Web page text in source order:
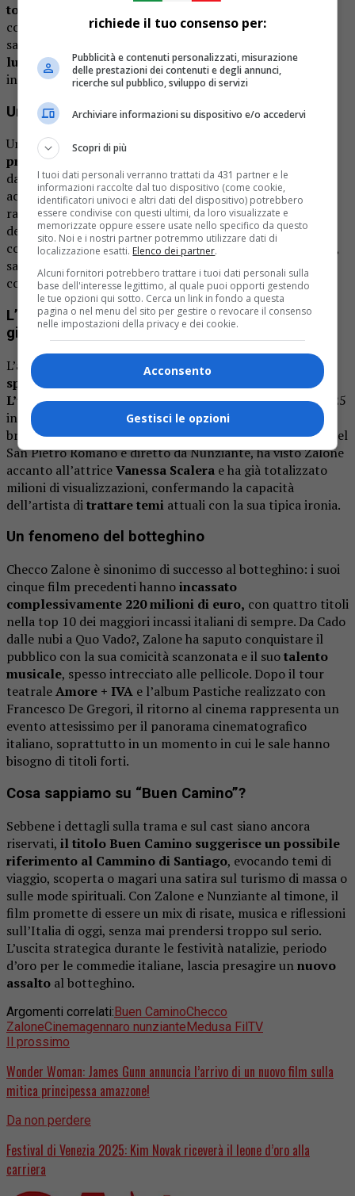
top secret
considerando lo stile di Zalone, possiamo aspettarci una
satira pungente, capace di prendere di mira i
luoghi comunidella società contemporanea con il suo
inconfondibile mix di ironia e riflessione.
Una svolta produttiva: addio a Taodue
Un elemento di grande rilevanza è il
produzione
da
Taodue, la storica società di Pietro Valsecchi che ha
accompagnato Zalone sin dai suoi esordi. Questa scelta
rappresenta una svolta significativa nella carriera
dell’attore, che sembra intenzionato a esplorare nuove
collaborazioni e percorsi artistici. La distribuzione, invece,
sarà curata da Medusa Film
, partner consolidato del
comico pugliese.
L’attesa cresce dopo il successo di “L’ultimo
giorno di patriarcato”
L’annuncio di
Buen Caminoarriva dopo
speculazioni
L’ultimo giorno di patriarcato, pubblicato l’8 marzo 2025
in occasione della Giornata internazionale della donna. Il
brano, accompagnato da un cortometraggio girato a Castel
San Pietro Romano e diretto da Nunziante, ha visto Zalone
accanto all’attriceVanessa Scalera e ha già totalizzato
milioni di visualizzazioni, confermando la capacità
dell’artista ditrattare temi attuali con la sua tipica ironia.
Un fenomeno del botteghino
Checco Zalone è sinonimo di successo al botteghino: i suoi
cinque film precedenti hannoincassato
complessivamente 220 milioni di euro, con quattro titoli
nella top 10 dei maggiori incassi italiani di sempre. Da Cado
dalle nubi a Quo Vado?, Zalone ha saputo conquistare il
pubblico con la sua comicità scanzonata e il suotalento
musicale, spesso intrecciato alle pellicole. Dopo il tour
teatraleAmore + IVA e l’album Pastiche realizzato con
Francesco De Gregori, il ritorno al cinema rappresenta un
evento attesissimo per il panorama cinematografico
italiano, soprattutto in un momento in cui le sale hanno
bisogno di titoli forti.
Cosa sappiamo su “Buen Camino”?
Sebbene i dettagli sulla trama e sul cast siano ancora
riservati, il titolo Buen Camino suggerisce un possibile
riferimento al Cammino di Santiago, evocando temi di
viaggio, scoperta o magari una satira sul turismo di massa o
sulle mode spirituali. Con Zalone e Nunziante al timone, il
film promette di essere un mix di risate, musica e riflessioni
sull’Italia di oggi, senza mai prendersi troppo sul serio.
L’uscita strategica durante le festività natalizie, periodo
d’oro per le commedie italiane, lascia presagire unnuovo
assalto al botteghino.
Argomenti correlati:Buen CaminoChecco
ZaloneCinemagennaro nunzianteMedusa FilTV
Il prossimo
Wonder Woman: James Gunn annuncia l’arrivo di un nuovo film sulla
mitica principessa amazzone!
Da non perdere
Festival di Venezia 2025: Kim Novak riceverà il leone d’oro alla
carriera
richiede il tuo consenso per:
Pubblicità e contenuti personalizzati, misurazione
delle prestazioni dei contenuti e degli annunci,
ricerche sul pubblico, sviluppo di servizi
Archiviare informazioni su dispositivo e/o accedervi
Scopri di più
I tuoi dati personali verranno trattati da 431 partner e le
informazioni raccolte dal tuo dispositivo (come cookie,
identificatori univoci e altri dati del dispositivo) potrebbero
essere condivise con questi ultimi, da loro visualizzate e
memorizzate oppure essere usate nello specifico da questo
sito. Noi e i nostri partner potremmo utilizzare dati di
localizzazione esatti. Elenco dei partner.
Alcuni fornitori potrebbero trattare i tuoi dati personali sulla
base dell'interesse legittimo, al quale puoi opporti gestendo
le tue opzioni qui sotto. Cerca un link in fondo a questa
pagina o nel menu del sito per gestire o revocare il consenso
nelle impostazioni della privacy e dei cookie.
Acconsento
Gestisci le opzioni